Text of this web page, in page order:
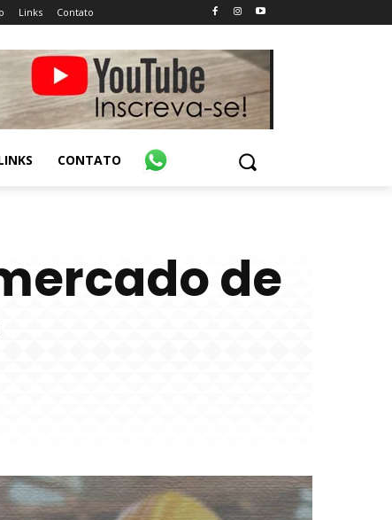
Links Contato
CONTATO
de